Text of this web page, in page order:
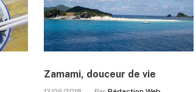
Zamami, douceur de vie